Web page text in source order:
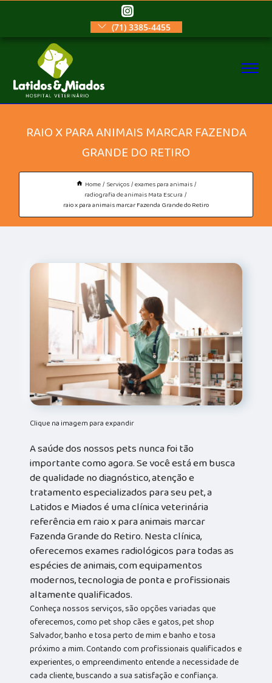
(71) 3385-4455
RAIO X PARA ANIMAIS MARCAR FAZENDA
GRANDE DO RETIRO
Home Serviços exames para animais
radiografia de animais Mata Escura
raio x para animais marcar Fazenda Grande do Retiro
Clique na imagem para expandir
A saúde dos nossos pets nunca foi tão
importante como agora. Se você está em busca
de qualidade no diagnóstico, atenção e
tratamento especializados para seu pet, a
Latidos e Miados é uma clínica veterinária
referência em raio x para animais marcar
Fazenda Grande do Retiro. Nesta clínica,
oferecemos exames radiológicos para todas as
espécies de animais, com equipamentos
modernos, tecnologia de ponta e profissionais
altamente qualificados.
Conheça nossos serviços, são opções variadas que
oferecemos, como pet shop cães e gatos, pet shop
Salvador, banho e tosa perto de mim e banho e tosa
próximo a mim. Contando com profissionais qualificados e
experientes, o empreendimento entende a necessidade de
cada cliente, buscando a sua satisfação e confiança.